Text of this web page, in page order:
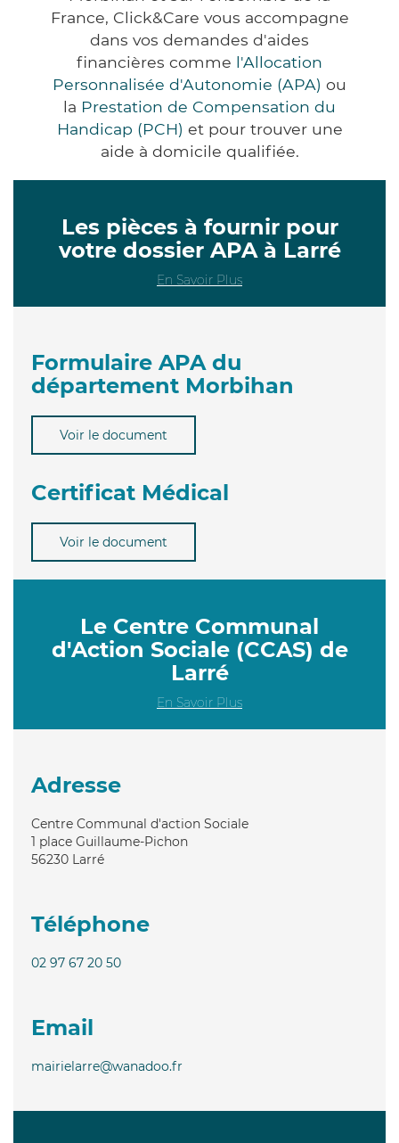
France, Click&Care vous accompagne
dans vos demandes d'aides
financières comme l'Allocation
Personnalisée d'Autonomie (APA) ou
la Prestation de Compensation du
Handicap (PCH) et pour trouver une
aide à domicile qualifiée.
Les pièces à fournir pour
votre dossier APA à Larré
En Savoir Plus
Formulaire APA du
département Morbihan
Voir le document
Certificat Médical
Voir le document
Le Centre Communal
d'Action Sociale (CCAS) de
Larré
En Savoir Plus
Adresse
Centre Communal d'action Sociale
1 place Guillaume-Pichon
56230 Larré
Téléphone
02 97 67 20 50
Email
mairielarre@wanadoo.fr